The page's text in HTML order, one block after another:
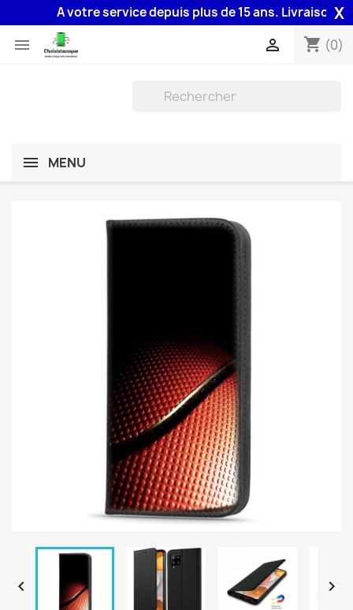
A votre service depuis plus de 15 ans. Livraison X
 shopping_cart (0)

MENU
 